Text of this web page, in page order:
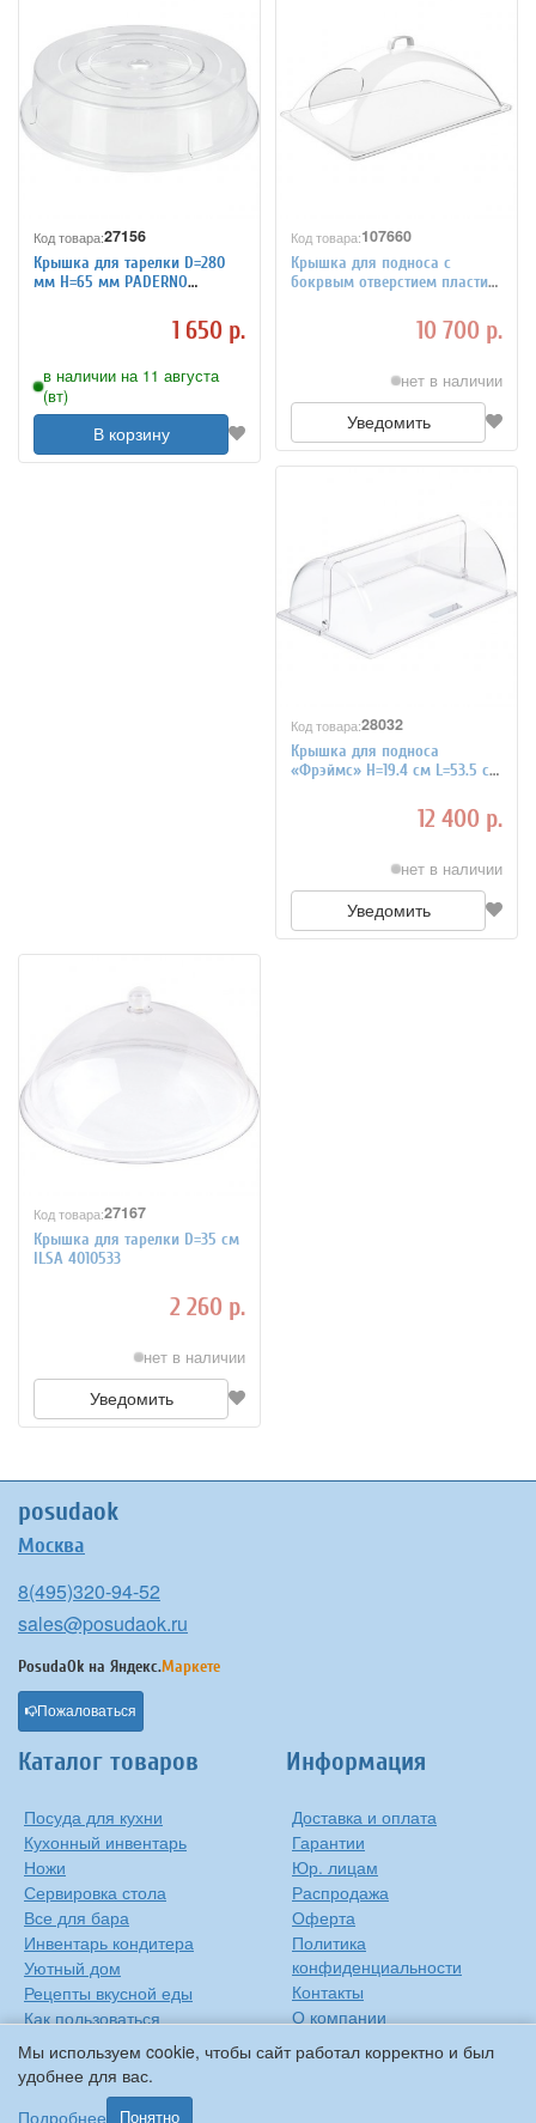
Мы используем cookie, чтобы сайт работал корректно и был
удобнее для вас.
Подробнее
Понятно
Код товара:27156
Крышка для тарелки D=280
мм H=65 мм PADERNO
1 650 р.
в наличии на 11 августа
(вт)
В корзину
Код товара:107660
Крышка для подноса с
бокрвым отверстием пластик
10 700 р.
нет в наличии
Уведомить
Код товара:28032
Крышка для подноса
«Фрэймс» H=19.4 см L=53.5 см
12 400 р.
нет в наличии
Уведомить
Код товара:27167
Крышка для тарелки D=35 см
ILSA 4010533
2 260 р.
нет в наличии
Уведомить
posudaok
Москва
8(495)320-94-52
sales@posudaok.ru
PosudaOk на Яндекс.Маркете
Пожаловаться
Каталог товаров
Посуда для кухни
Кухонный инвентарь
Ножи
Сервировка стола
Все для бара
Инвентарь кондитера
Уютный дом
Рецепты вкусной еды
Как пользоваться
сковородкой
Информация
Доставка и оплата
Гарантии
Юр. лицам
Распродажа
Оферта
Политика
конфиденциальности
Контакты
О компании
Сиропы Monin
Виды барного стекла